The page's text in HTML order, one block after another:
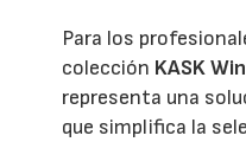
Para los
colección KASK
representa una
que simplifica la